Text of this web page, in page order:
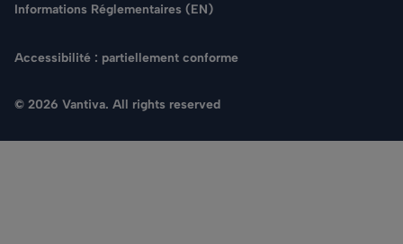
© 2026 Vantiva. All rights reserved
Informations Réglementaires (EN)
Accessibilité : partiellement conforme